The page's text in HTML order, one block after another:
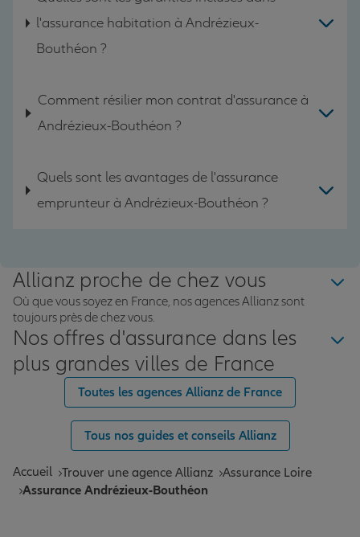
l'assurance habitation à Andrézieux-
Bouthéon ?
Comment résilier mon contrat d'assurance à
Andrézieux-Bouthéon ?
Quels sont les avantages de l'assurance
emprunteur à Andrézieux-Bouthéon ?
Allianz proche de chez vous
Où que vous soyez en France, nos agences Allianz sont
toujours près de chez vous.
Nos offres d'assurance dans les
plus grandes villes de France
Toutes les agences Allianz de France
Tous nos guides et conseils Allianz
Accueil Trouver une agence Allianz Assurance Loire
Assurance Andrézieux-Bouthéon